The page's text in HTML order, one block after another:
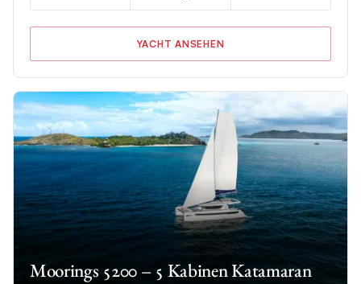
YACHT ANSEHEN
Moorings 5200 – 5 Kabinen Katamaran